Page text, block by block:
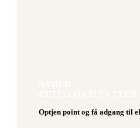
Optjen point og få adgang til